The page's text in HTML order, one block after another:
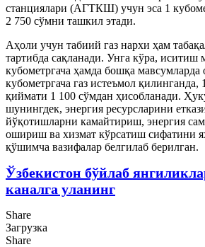
станциялари (АГТКШ) учун эса 1
2 750 сўмни ташкил этади.
Аҳоли учун табиий газ нархи ҳам
тартибда сақланади. Унга кўра, иситиш
кубометргача ҳамда бошқа мавсумларда
кубометргача газ истеъмол қилинганда,
қиймати 1 100 сўмдан ҳисобланади.
шунингдек, энергия ресурсларини
йўқотишларни камайтириш, энергия
ошириш ва хизмат кўрсатиш сифатини
қўшимча вазифалар белгилаб берилган.
Ўзбекистон бўйлаб
каналга уланинг
Share
Загрузка
Share